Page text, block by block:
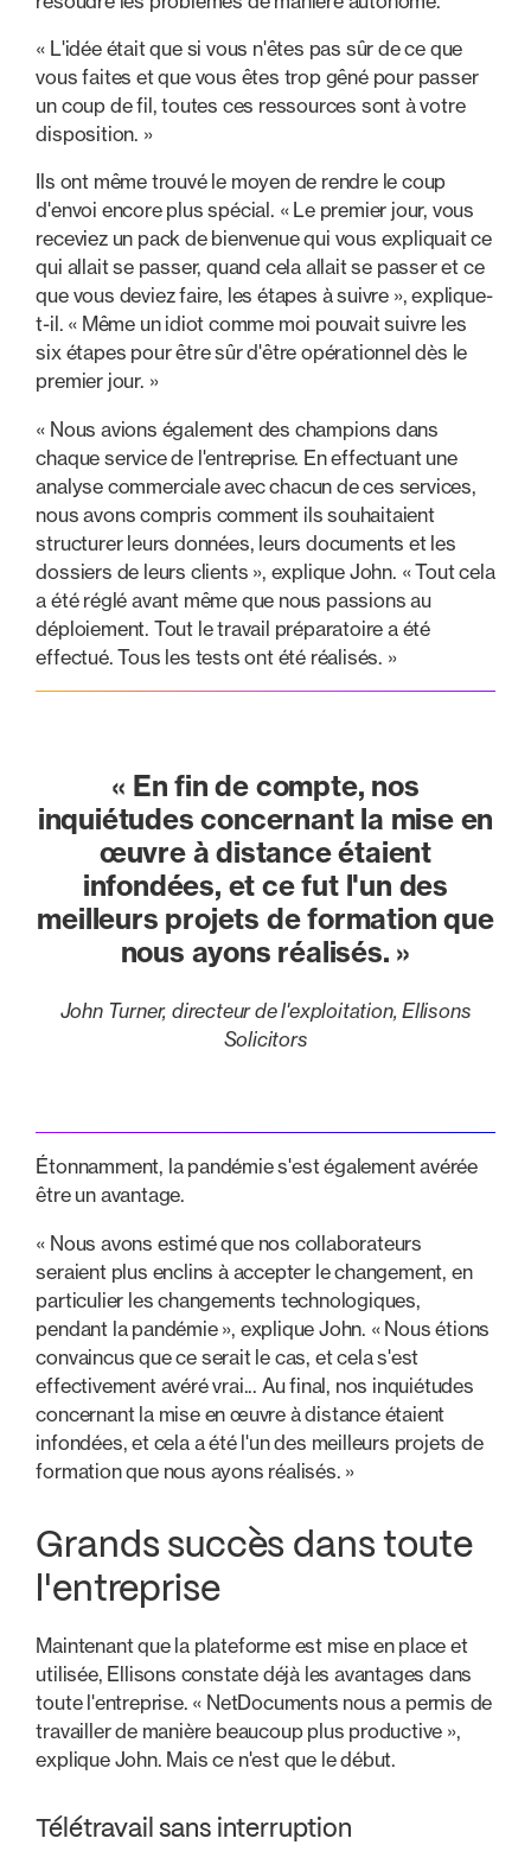
« L'idée était que si vous n'êtes pas sûr de ce que
vous faites et que vous êtes trop gêné pour passer
un coup de fil, toutes ces ressources sont à votre
disposition. »
Ils ont même trouvé le moyen de rendre le coup
d'envoi encore plus spécial. « Le premier jour, vous
receviez un pack de bienvenue qui vous expliquait ce
qui allait se passer, quand cela allait se passer et ce
que vous deviez faire, les étapes à suivre », explique-
t-il. « Même un idiot comme moi pouvait suivre les
six étapes pour être sûr d'être opérationnel dès le
premier jour. »
« Nous avions également des champions dans
chaque service de l'entreprise. En effectuant une
analyse commerciale avec chacun de ces services,
nous avons compris comment ils souhaitaient
structurer leurs données, leurs documents et les
dossiers de leurs clients », explique John. « Tout cela
a été réglé avant même que nous passions au
déploiement. Tout le travail préparatoire a été
effectué. Tous les tests ont été réalisés. »
« En fin de compte, nos
inquiétudes concernant la mise en
œuvre à distance étaient
infondées, et ce fut l'un des
meilleurs projets de formation que
nous ayons réalisés. »
John Turner, directeur de l'exploitation, Ellisons
Solicitors
Étonnamment, la pandémie s'est également avérée
être un avantage.
« Nous avons estimé que nos collaborateurs
seraient plus enclins à accepter le changement, en
particulier les changements technologiques,
pendant la pandémie », explique John. « Nous étions
convaincus que ce serait le cas, et cela s'est
effectivement avéré vrai... Au final, nos inquiétudes
concernant la mise en œuvre à distance étaient
infondées, et cela a été l'un des meilleurs projets de
formation que nous ayons réalisés. »
Grands succès dans toute
l'entreprise
Maintenant que la plateforme est mise en place et
utilisée, Ellisons constate déjà les avantages dans
toute l'entreprise. « NetDocuments nous a permis de
travailler de manière beaucoup plus productive »,
explique John. Mais ce n'est que le début.
Télétravail sans interruption